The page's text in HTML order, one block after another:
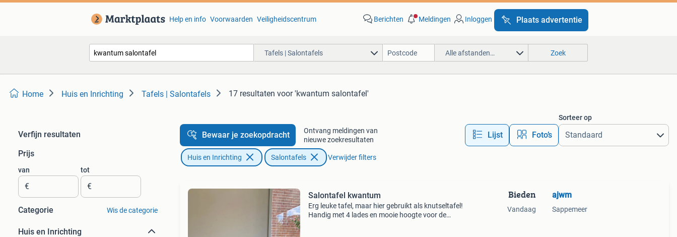
Help en info Voorwaarden Veiligheidscentrum Berichten Meldingen Inloggen Plaats advertentie
Tafels | Salontafels Alle afstanden… Zoek
Home Huis en Inrichting Tafels | Salontafels 17 resultaten voor 'kwantum salontafel'
Verfijn resultaten
Prijs
van
€
tot
€
Categorie Wis de categorie
Huis en Inrichting
Bewaar je zoekopdracht
Ontvang meldingen van
nieuwe zoekresultaten
Lijst Foto’s
Sorteer op
Huis en Inrichting Salontafels Verwijder filters
Salontafel kwantum
Erg leuke tafel, maar hier gebruikt als knutseltafel!
Handig met 4 lades en mooie hoogte voor de
Bieden
Vandaag
ajwm
Sappemeer